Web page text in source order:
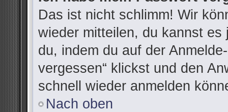
Das ist nicht schlimm! Wir
wieder mitteilen, du kannst
du, indem du auf der
vergessen“ klickst und den
schnell wieder anmelden
Nach oben